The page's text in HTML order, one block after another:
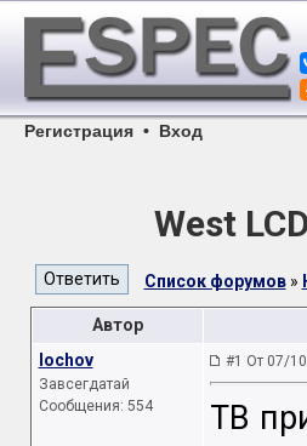
Регистрация • Вход
West
Список форумов»
Автор
lochov
Завсегдатай
Сообщения: 554
#1 От 07/
ТВ